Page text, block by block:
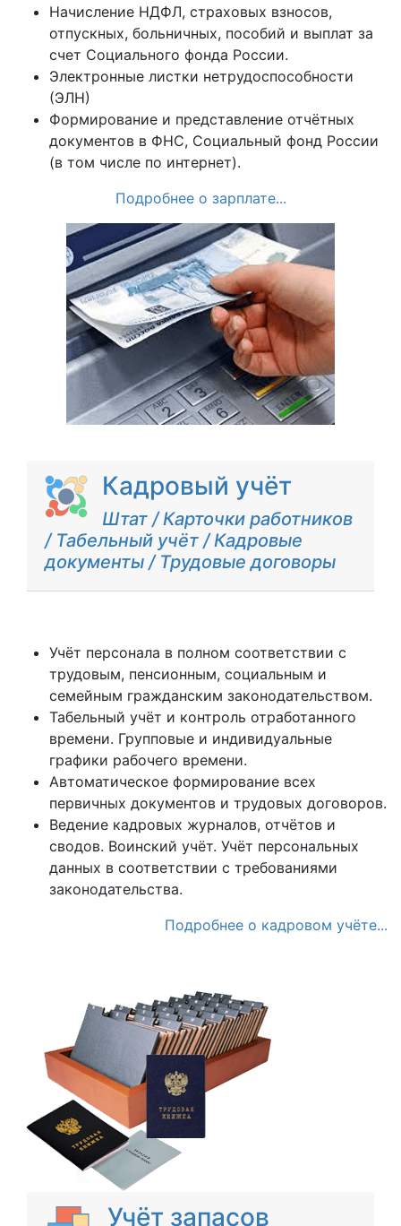
Начисление НДФЛ, страховых взносов,
отпускных, больничных, пособий и выплат за
счет Социального фонда России.
Электронные листки нетрудоспособности
(ЭЛН)
Формирование и представление отчётных
документов в ФНС, Социальный фонд России
(в том числе по интернет).
Подробнее о зарплате...
Кадровый учёт
Штат / Карточки работников
/ Табельный учёт / Кадровые
документы / Трудовые договоры
Учёт персонала в полном соответствии с
трудовым, пенсионным, социальным и
семейным гражданским законодательством.
Табельный учёт и контроль отработанного
времени. Групповые и индивидуальные
графики рабочего времени.
Автоматическое формирование всех
первичных документов и трудовых договоров.
Ведение кадровых журналов, отчётов и
сводов. Воинский учёт. Учёт персональных
данных в соответствии с требованиями
законодательства.
Подробнее о кадровом учёте...
Учёт запасов